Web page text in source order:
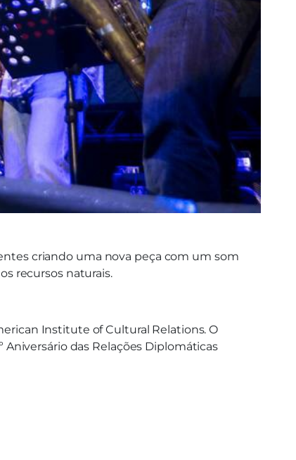
criando uma nova peça com um som
recursos naturais.
Institute of Cultural Relations. O
das Relações Diplomáticas